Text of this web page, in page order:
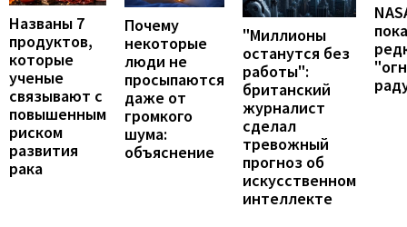
Названы 7
продуктов,
которые
ученые
связывают с
повышенным
риском
развития
рака
Почему
некоторые
люди не
просыпаются
даже от
громкого
шума:
объяснение
"Миллионы
останутся без
работы":
британский
журналист
сделал
тревожный
прогноз об
искусственном
интеллекте